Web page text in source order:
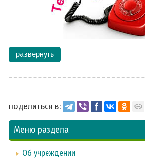
развернуть
поделиться в:
Меню раздела
Об учреждении